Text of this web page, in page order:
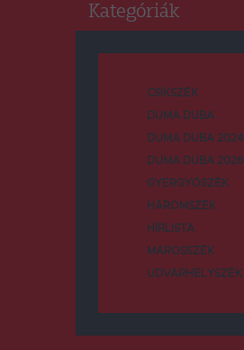
Kategóriák
CSÍKSZÉK
DUMA DUBA
DUMA DUBA 2024
DUMA DUBA 2026
GYERGYÓSZÉK
HÁROMSZÉK
HÍRLISTA
MAROSSZÉK
UDVARHELYSZÉK